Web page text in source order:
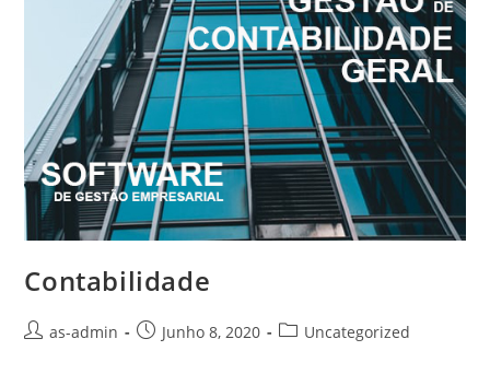
Contabilidade
Postas-admin
PostJunho 8, 2020
PostUncategorized